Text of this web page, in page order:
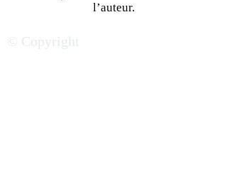
intégrale des textes et/ou des documents,
strictement interdite, sauf autorisation